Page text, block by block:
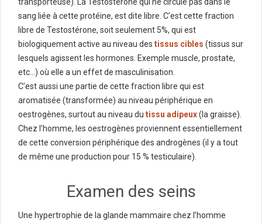
sang liée à cette protéine, est dite libre. C’est cette fraction
libre de Testostérone, soit seulement 5%, qui est
biologiquement active au niveau des tissus cibles (tissus sur
lesquels agissent les hormones. Exemple muscle, prostate,
etc…) où elle a un effet de masculinisation.
C’est aussi une partie de cette fraction libre qui est
aromatisée (transformée) au niveau périphérique en
oestrogènes, surtout au niveau du tissu adipeux(la graisse).
Chez l’homme, les oestrogènes proviennent essentiellement
de cette conversion périphérique des androgènes (il y a tout
de même une production pour 15 % testiculaire).
Examen des seins
Une hypertrophie de la glande mammaire chez l’homme